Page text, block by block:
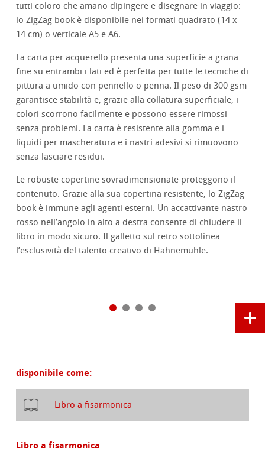
tutti coloro che amano dipingere e disegnare in viaggio:
lo ZigZag book è disponibile nei formati quadrato (14 x
14 cm) o verticale A5 e A6.
La carta per acquerello presenta una superficie a grana
fine su entrambi i lati ed è perfetta per tutte le tecniche di
pittura a umido con pennello o penna. Il peso di 300 gsm
garantisce stabilità e, grazie alla collatura superficiale, i
colori scorrono facilmente e possono essere rimossi
senza problemi. La carta è resistente alla gomma e i
liquidi per mascheratura e i nastri adesivi si rimuovono
senza lasciare residui.
Le robuste copertine sovradimensionate proteggono il
contenuto. Grazie alla sua copertina resistente, lo ZigZag
book è immune agli agenti esterni. Un accattivante nastro
rosso nell’angolo in alto a destra consente di chiudere il
libro in modo sicuro. Il galletto sul retro sottolinea
l’esclusività del talento creativo di Hahnemühle.
disponibile come:
Libro a fisarmonica
Libro a fisarmonica